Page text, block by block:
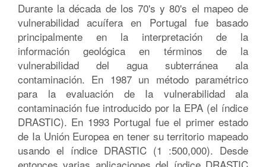
Durante la década de los 70's y 80's el mapeo de
vulnerabilidad acuífera en Portugal fue basado
principalmente en la interpretación de la
información geológica en términos de la
vulnerabilidad del agua subterránea ala
contaminación. En 1987 un método paramétrico
para la evaluación de Ia vulnerabilidad ala
contaminación fue introducido por la EPA (el índice
DRASTIC). En 1993 Portugal fue el primer estado
de Ia Unión Europea en tener su territorio mapeado
usando el índice DRASTIC (1 :500,000). Desde